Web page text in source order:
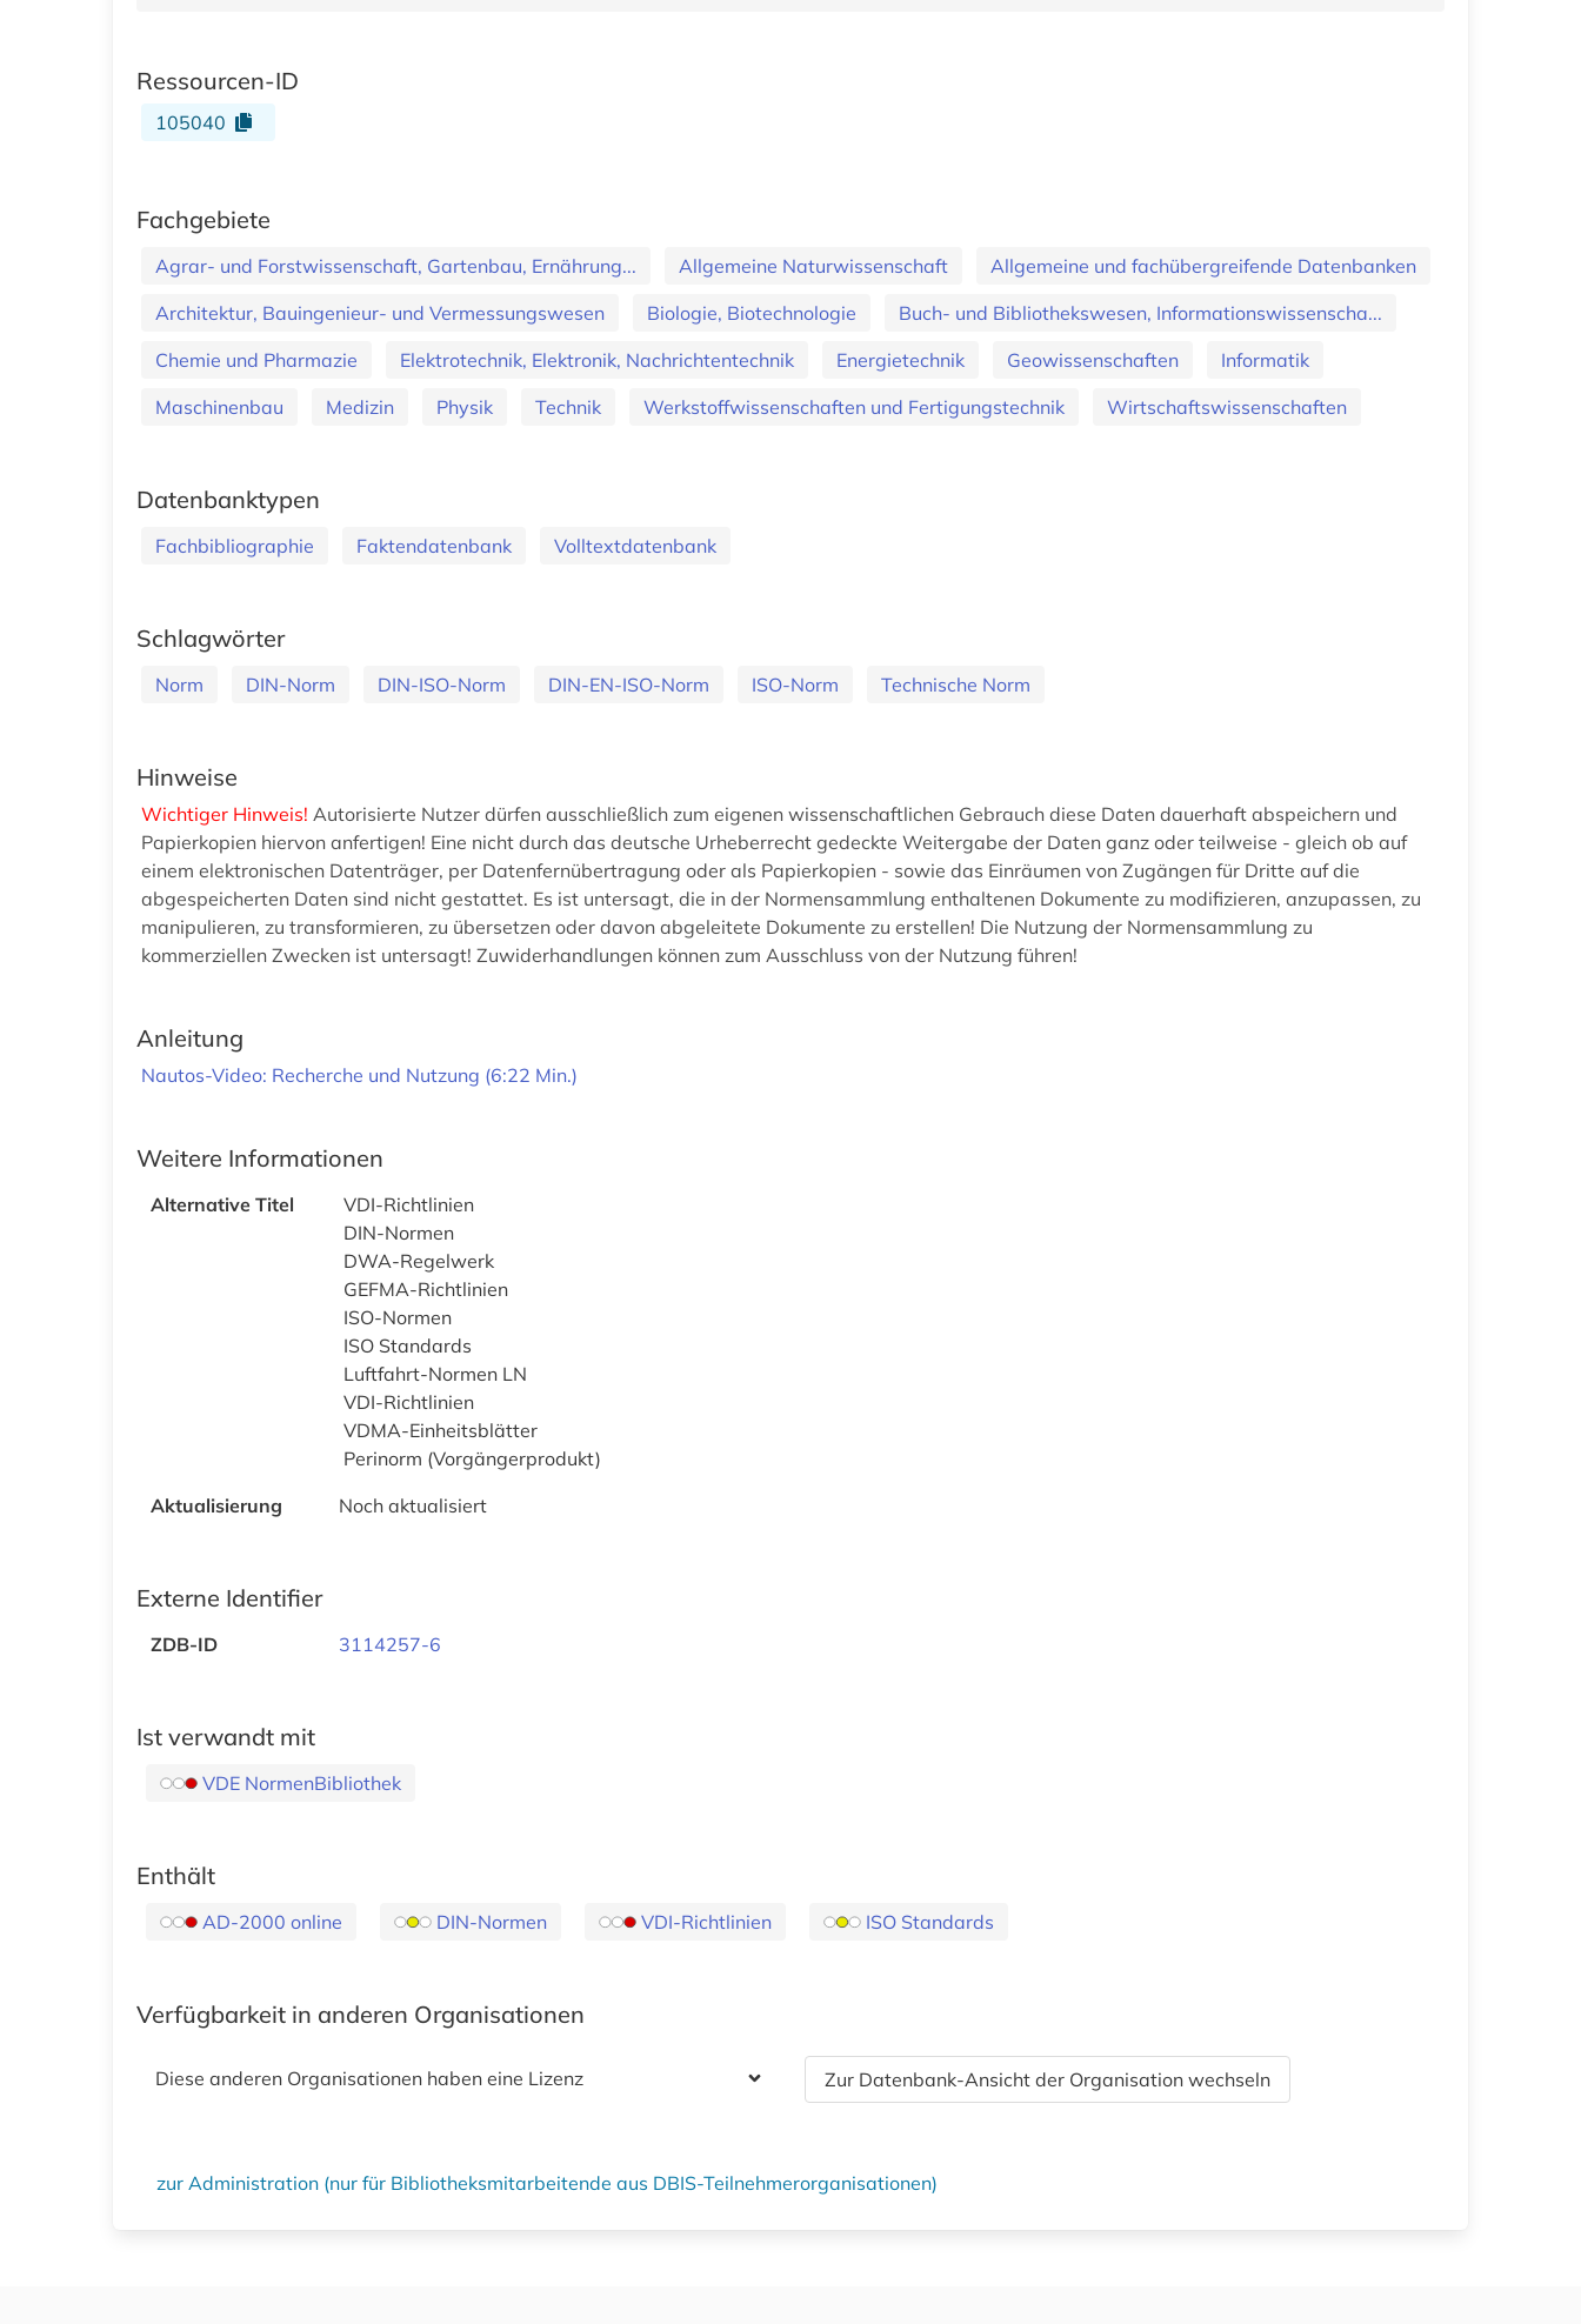
Ressourcen-ID
105040
Fachgebiete
Agrar- und Forstwissenschaft, Gartenbau, Ernährung... Allgemeine Naturwissenschaft
Allgemeine und fachübergreifende Datenbanken
Architektur, Bauingenieur- und Vermessungswesen
Biologie, Biotechnologie
Buch- und Bibliothekswesen, Informationswissenscha...
Chemie und Pharmazie
Elektrotechnik, Elektronik, Nachrichtentechnik Energietechnik Geowissenschaften
Informatik
Maschinenbau
Medizin Physik Technik Werkstoffwissenschaften und Fertigungstechnik Wirtschaftswissenschaften
Datenbanktypen
Fachbibliographie Faktendatenbank Volltextdatenbank
Schlagwörter
Norm DIN-Norm DIN-ISO-Norm DIN-EN-ISO-Norm ISO-Norm Technische Norm
Hinweise
Wichtiger Hinweis! Autorisierte Nutzer dürfen ausschließlich zum eigenen wissenschaftlichen Gebrauch diese Daten dauerhaft abspeichern und
Papierkopien hiervon anfertigen! Eine nicht durch das deutsche Urheberrecht gedeckte Weitergabe der Daten ganz oder teilweise - gleich ob auf
einem elektronischen Datenträger, per Datenfernübertragung oder als Papierkopien - sowie das Einräumen von Zugängen für Dritte auf die
abgespeicherten Daten sind nicht gestattet. Es ist untersagt, die in der Normensammlung enthaltenen Dokumente zu modifizieren, anzupassen, zu
manipulieren, zu transformieren, zu übersetzen oder davon abgeleitete Dokumente zu erstellen! Die Nutzung der Normensammlung zu
kommerziellen Zwecken ist untersagt! Zuwiderhandlungen können zum Ausschluss von der Nutzung führen!
Anleitung
Nautos-Video: Recherche und Nutzung (6:22 Min.)
Weitere Informationen
Alternative Titel
VDI-Richtlinien
DIN-Normen
DWA-Regelwerk
GEFMA-Richtlinien
ISO-Normen
ISO Standards
Luftfahrt-Normen LN
VDI-Richtlinien
VDMA-Einheitsblätter
Perinorm (Vorgängerprodukt)
Aktualisierung
Noch aktualisiert
Externe Identifier
ZDB-ID 3114257-6
Ist verwandt mit
VDE NormenBibliothek
Enthält
AD-2000 online DIN-Normen VDI-Richtlinien ISO Standards
Verfügbarkeit in anderen Organisationen
Diese anderen Organisationen haben eine Lizenz Zur Datenbank-Ansicht der Organisation wechseln
zur Administration (nur für Bibliotheksmitarbeitende aus DBIS-Teilnehmerorganisationen)